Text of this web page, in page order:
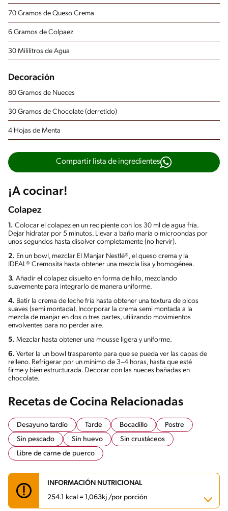
70 Gramos de Queso Crema
6 Gramos de Colpaez
30 Mililitros de Agua
Decoración
80 Gramos de Nueces
30 Gramos de Chocolate (derretido)
4 Hojas de Menta
Compartir lista de ingredientes
¡A cocinar!
Colapez
1. Colocar el colapez en un recipiente con los 30 ml de agua fría.
Dejar hidratar por 5 minutos. Llevar a baño maría o microondas por
unos segundos hasta disolver completamente (no hervir).
2. En un bowl, mezclar El Manjar Nestlé®, el queso crema y la
IDEAL® Cremosita hasta obtener una mezcla lisa y homogénea.
3. Añadir el colapez disuelto en forma de hilo, mezclando
suavemente para integrarlo de manera uniforme.
4. Batir la crema de leche fría hasta obtener una textura de picos
suaves (semi montada). Incorporar la crema semi montada a la
mezcla de manjar en dos o tres partes, utilizando movimientos
envolventes para no perder aire.
5. Mezclar hasta obtener una mousse ligera y uniforme.
6. Verter la un bowl trasparente para que se pueda ver las capas de
relleno. Refrigerar por un mínimo de 3–4 horas, hasta que esté
firme y bien estructurada. Decorar con las nueces bañadas en
chocolate.
Recetas de Cocina Relacionadas
Desayuno tardío Tarde Bocadillo
Postre
Sin pescado
Sin huevo
Sin crustáceos
Libre de carne de puerco
INFORMACIÓN NUTRICIONAL
254.1 kcal = 1,063kj /por porción